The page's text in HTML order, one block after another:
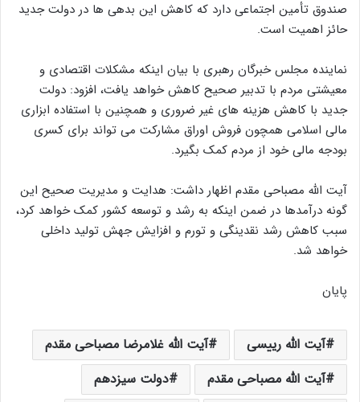
صندوق تأمین اجتماعی دارد که کاهش این بدهی ها در دولت جدید
حائز اهمیت است.
نماینده مجلس خبرگان رهبری با بیان اینکه مشکلات اقتصادی و
معیشتی مردم با تدبیر صحیح کاهش خواهد یافت، افزود: دولت
جدید با کاهش هزینه های غیر ضروری و همچنین با استفاده ابزاری
مالی اسلامی همچون فروش اوراق مشارکت می تواند برای کسری
بودجه مالی خود از مردم کمک بگیرد.
آیت الله مصباحی مقدم اظهار داشت: هدایت و مدیریت صحیح این
گونه درآمدها در ضمن اینکه به رشد و توسعه کشور کمک خواهد کرد،
سبب کاهش رشد نقدینگی و تورم و افزایش جهش تولید داخلی
خواهد شد.
پایان
آیت الله رییسی
آیت الله غلامرضا مصباحی مقدم
آیت الله مصباحی مقدم
دولت سیزدهم